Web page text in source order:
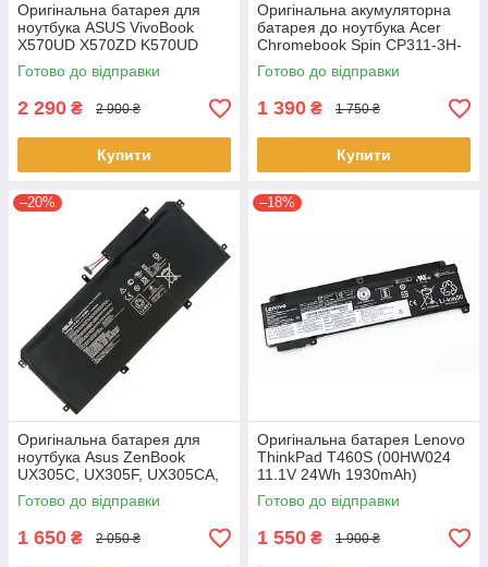
Оригінальна батарея для
ноутбука ASUS VivoBook
X570UD X570ZD K570UD
K570ZD R570UD R570ZD
F570UD - B31N1723
Готово до відправки
2 290 ₴ 2 900 ₴
Купити
Оригінальна акумуляторна
батарея до ноутбука Acer
Chromebook Spin CP311-3H-
K2RJ CP311-2H-C679 CP513-
1HL CP513-1H - AP16L8J
Готово до відправки
1 390 ₴ 1 750 ₴
Купити
–20%
Оригінальна батарея для
ноутбука Asus ZenBook
UX305C, UX305F, UX305CA,
UX305FA - C31N1411 (+11.4 V
45Wh) АКБ
Готово до відправки
1 650 ₴ 2 050 ₴
–18%
Оригінальна батарея Lenovo
ThinkPad T460S (00HW024
11.1V 24Wh 1930mAh)
Акумулятор, АКБ для
ноутбука
Готово до відправки
1 550 ₴ 1 900 ₴